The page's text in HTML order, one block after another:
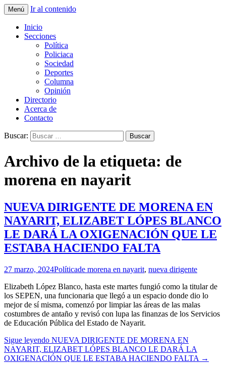
La Yunta de Tepic
Menú Ir al contenido
Inicio
Secciones
Política
Policiaca
Sociedad
Deportes
Columna
Opinión
Directorio
Acerca de
Contacto
Buscar:
Archivo de la etiqueta: de
morena en nayarit
NUEVA DIRIGENTE DE MORENA EN
NAYARIT, ELIZABET LÓPES BLANCO
LE DARÁ LA OXIGENACIÓN QUE LE
ESTABA HACIENDO FALTA
27 marzo, 2024Políticade morena en nayarit, nueva dirigente
Elizabeth López Blanco, hasta este martes fungió como la titular de
los SEPEN, una funcionaria que llegó a un espacio donde dio lo
mejor de sí misma, comenzó por limpiar las áreas de las malas
costumbres de antaño y revisó con lupa las finanzas de los Servicios
de Educación Pública del Estado de Nayarit.
Sigue leyendo NUEVA DIRIGENTE DE MORENA EN
NAYARIT, ELIZABET LÓPES BLANCO LE DARÁ LA
OXIGENACIÓN QUE LE ESTABA HACIENDO FALTA →